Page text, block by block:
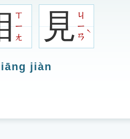
ㄒ
ㄧ
ㄤ
見ㄐ
ㄧ
ㄢ
ˋ
jiàn